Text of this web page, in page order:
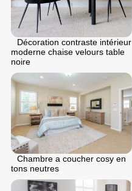
Décoration contraste intérieur
moderne chaise velours table
noire
Chambre a coucher cosy en
tons neutres